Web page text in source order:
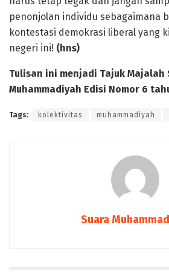
penonjolan individu sebagaimana
kontestasi demokrasi liberal yang
negeri ini! (hns)
Tulisan ini menjadi Tajuk Majalah
Muhammadiyah Edisi Nomor 6
Tags: kolektivitas muhammadiyah
Suara